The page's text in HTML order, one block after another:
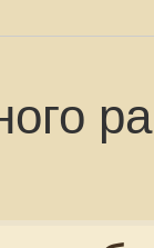
канал.
с сайта